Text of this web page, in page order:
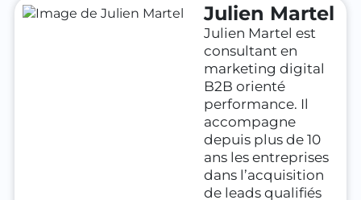
Julien Martel
Julien Martel est
consultant en
marketing digital
B2B orienté
performance. Il
accompagne
depuis plus de 10
ans les entreprises
dans l’acquisition
de leads qualifiés